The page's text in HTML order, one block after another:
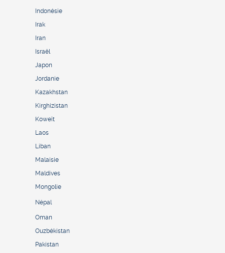
Indonésie
Irak
Iran
Israël
Japon
Jordanie
Kazakhstan
Kirghizistan
Koweït
Laos
Liban
Malaisie
Maldives
Mongolie
Népal
Oman
Ouzbékistan
Pakistan